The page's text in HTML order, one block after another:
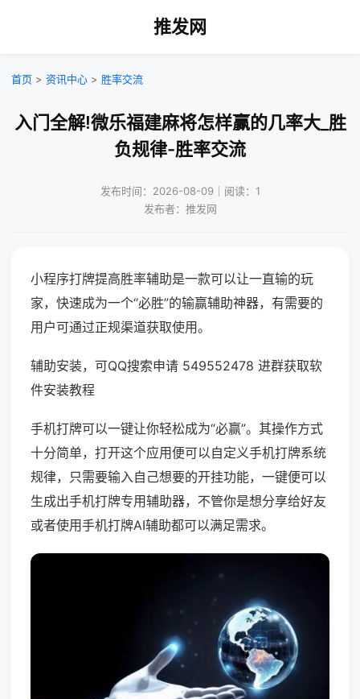
推发网
首页 > 资讯中心 > 胜率交流
入门全解!微乐福建麻将怎样赢的几率大_胜
负规律-胜率交流
发布时间：2026-08-09｜阅读：1
发布者：推发网
小程序打牌提高胜率辅助是一款可以让一直输的玩
家，快速成为一个“必胜”的输赢辅助神器，有需要的
用户可通过正规渠道获取使用。
辅助安装，可QQ搜索申请 549552478 进群获取软
件安装教程
手机打牌可以一键让你轻松成为“必赢”。其操作方式
十分简单，打开这个应用便可以自定义手机打牌系统
规律，只需要输入自己想要的开挂功能，一键便可以
生成出手机打牌专用辅助器，不管你是想分享给好友
或者使用手机打牌AI辅助都可以满足需求。